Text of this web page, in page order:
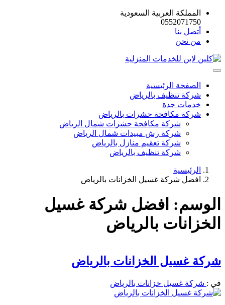
المملكة العربية السعودية
0552071750
أتصل بنا
من نحن
الصفحة الرئيسية
شركة تنظيف بالرياض
خدمات جدة
شركة مكافحة حشرات بالرياض
شركة مكافحة حشرات شمال الرياض
شركة رش مبيدات شمال الرياض
شركة تعقيم منازل بالرياض
شركة تنظيف بالرياض
الرئيسية
افضل شركة غسيل الخزانات بالرياض
الوسم: افضل شركة غسيل
الخزانات بالرياض
شركة غسيل الخزانات بالرياض
في : شركة غسيل خزانات بالرياض